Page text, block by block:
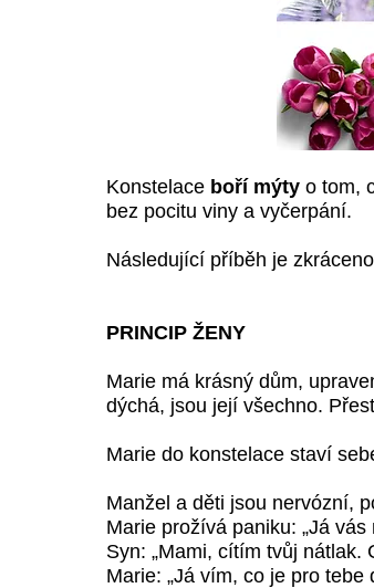
Konstelace boří mýty o tom,
bez pocitu viny a vyčerpání.
Následující příběh je
PRINCIP ŽENY
Marie má krásný dům,
dýchá, jsou její všechno.
Marie do konstelace staví
Manžel a děti jsou nervózní,
Marie prožívá paniku: „Já
Syn: „Mami, cítím tvůj nátlak.
Marie: „Já vím, co je pro tebe